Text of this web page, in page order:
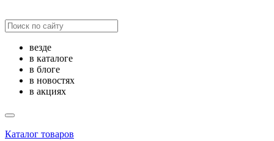
везде
в каталоге
в блоге
в новостях
в акциях
Каталог товаров